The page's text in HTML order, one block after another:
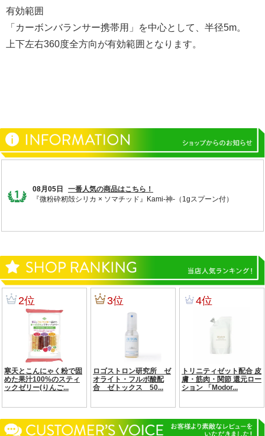
有効範囲
「カーボンバランサー携帯用」を中心として、半径5m。
上下左右360度全方向が有効範囲となります。